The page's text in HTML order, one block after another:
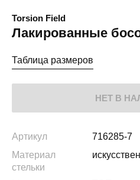
Torsion Field
Лакированные
Таблица размеров
НЕТ В
Артикул
716285-7
Материал
стельки